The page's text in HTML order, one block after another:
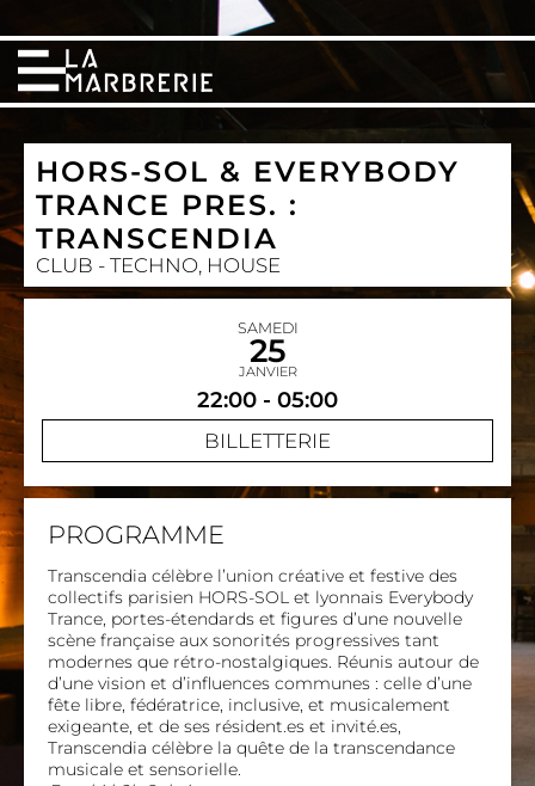
HORS-SOL & EVERYBODY
TRANCE PRES. :
TRANSCENDIA
CLUB - TECHNO, HOUSE
SAMEDI
25
JANVIER
22:00 - 05:00
BILLETTERIE
PROGRAMME
Transcendia célèbre l’union créative et festive des
collectifs parisien HORS-SOL et lyonnais Everybody
Trance, portes-étendards et figures d’une nouvelle
scène française aux sonorités progressives tant
modernes que rétro-nostalgiques. Réunis autour de
d’une vision et d’influences communes : celle d’une
fête libre, fédératrice, inclusive, et musicalement
exigeante, et de ses résident.es et invité.es,
Transcendia célèbre la quête de la transcendance
musicale et sensorielle.